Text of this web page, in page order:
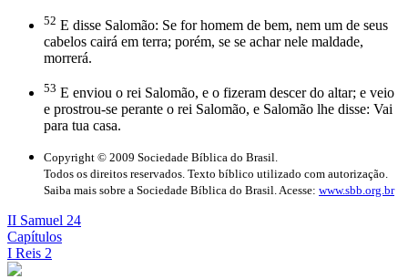
52 E disse Salomão: Se for homem de bem, nem um de seus
cabelos cairá em terra; porém, se se achar nele maldade,
morrerá.
53 E enviou o rei Salomão, e o fizeram descer do altar; e veio
e prostrou-se perante o rei Salomão, e Salomão lhe disse: Vai
para tua casa.
Copyright © 2009 Sociedade Bíblica do Brasil.
Todos os direitos reservados. Texto bíblico utilizado com autorização.
Saiba mais sobre a Sociedade Bíblica do Brasil. Acesse: www.sbb.org.br
II Samuel 24
Capítulos
I Reis 2